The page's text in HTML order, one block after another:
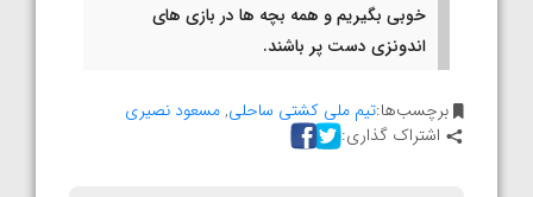
خوبی بگیریم و همه بچه ها در بازی های
اندونزی دست پر باشند.
برچسب‌ها:تیم ملی کشتی ساحلی,مسعود نصیری
اشتراک گذاری: